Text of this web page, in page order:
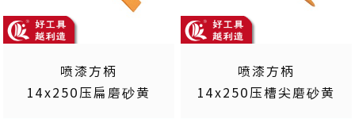
喷漆方柄
14x250压扁磨砂黄
喷漆方柄
14x250压槽尖磨砂黄